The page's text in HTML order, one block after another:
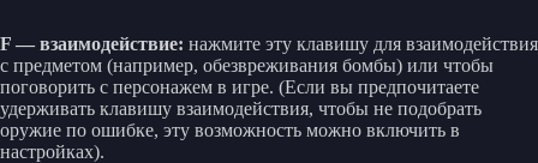
F — взаимодействие: нажмите эту клавишу для взаимодействия
с предметом (например, обезвреживания бомбы) или чтобы
поговорить с персонажем в игре. (Если вы предпочитаете
удерживать клавишу взаимодействия, чтобы не подобрать
оружие по ошибке, эту возможность можно включить в
настройках).